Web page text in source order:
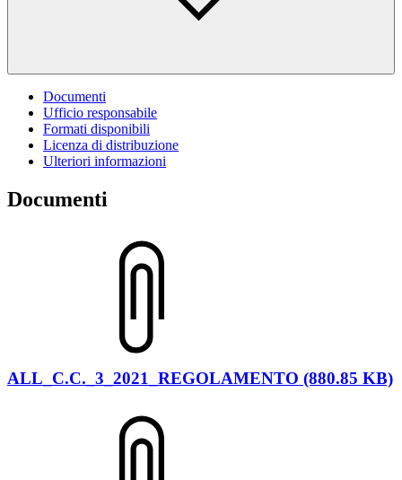
Documenti
Ufficio responsabile
Formati disponibili
Licenza di distribuzione
Ulteriori informazioni
Documenti
ALL_C.C._3_2021_REGOLAMENTO (880.85 KB)